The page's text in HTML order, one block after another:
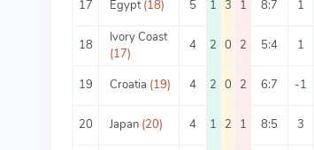
17
Egypt (18) 5 1 3 1 8:7 1
18
Ivory Coast
(17)
4 2 0 2 5:4 1
19
Croatia (19) 4 2 0 2 6:7 -1
20
Japan (20) 4 1 2 1 8:5 3